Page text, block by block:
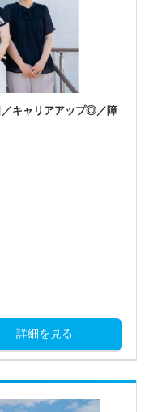
／キャリアアップ◎／障
詳細を見る